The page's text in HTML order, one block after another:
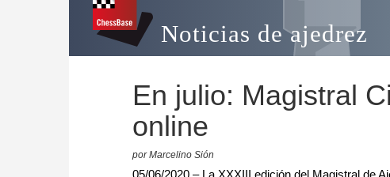
Noticias de ajedrez
En julio: Magistral
online
por Marcelino Sión
05/06/2020 – La XXXIII edición del Magistral de